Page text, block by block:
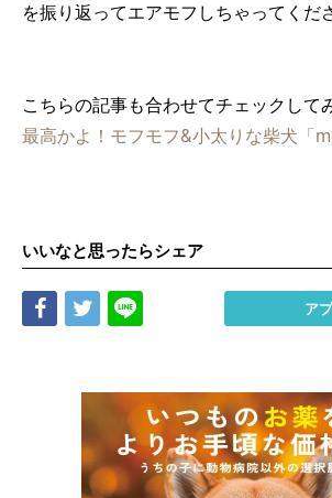
を振り返ってエアモフしちゃってくだ
こちらの記事も合わせてチェックして
最高かよ！モフモフ&小太りな柴犬「
いいなと思ったらシェア
Share Tweet ア